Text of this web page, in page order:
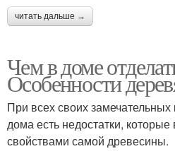
читать дальше →
Чем в доме
Особенности
При всех своих замечательных
дома есть недостатки,
свойствами самой древесины.